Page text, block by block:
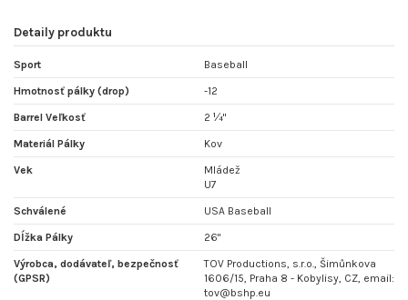
Detaily produktu
Sport Baseball
Hmotnosť pálky (drop) -12
Barrel Veľkosť 2 ¼"
Materiál Pálky Kov
Vek
Mládež
U7
Schválené USA Baseball
Dĺžka Pálky 26"
Výrobca, dodávateľ, bezpečnosť
(GPSR)
TOV Productions, s.r.o., Šimůnkova
1606/15, Praha 8 - Kobylisy, CZ, email:
tov@bshp.eu